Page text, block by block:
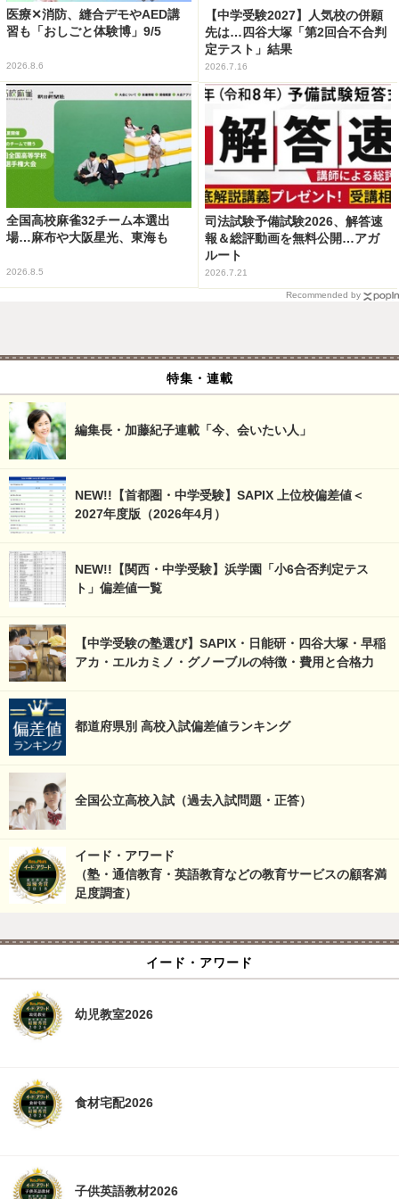
医療✕消防、縫合デモやAED講
習も「おしごと体験博」9/5
2026.8.6
【中学受験2027】人気校の併願
先は…四谷大塚「第2回合不合判
定テスト」結果
2026.7.16
全国高校麻雀32チーム本選出
場…麻布や大阪星光、東海も
2026.8.5
司法試験予備試験2026、解答速
報＆総評動画を無料公開…アガ
ルート
2026.7.21
Recommended by
特集・連載
編集長・加藤紀子連載「今、会いたい人」
NEW!!【首都圏・中学受験】SAPIX 上位校偏差値＜
2027年度版（2026年4月）
NEW!!【関西・中学受験】浜学園「小6合否判定テス
ト」偏差値一覧
【中学受験の塾選び】SAPIX・日能研・四谷大塚・早稲
アカ・エルカミノ・グノーブルの特徴・費用と合格力
都道府県別 高校入試偏差値ランキング
全国公立高校入試（過去入試問題・正答）
イード・アワード
（塾・通信教育・英語教育などの教育サービスの顧客満
足度調査）
イード・アワード
幼児教室2026
食材宅配2026
子供英語教材2026